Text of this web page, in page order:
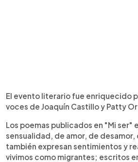
El evento literario fue enriquecido
voces de Joaquín Castillo y Patty
Los poemas publicados en "Mi ser"
sensualidad, de amor, de
también expresan sentimientos y
vivimos como migrantes; escritos